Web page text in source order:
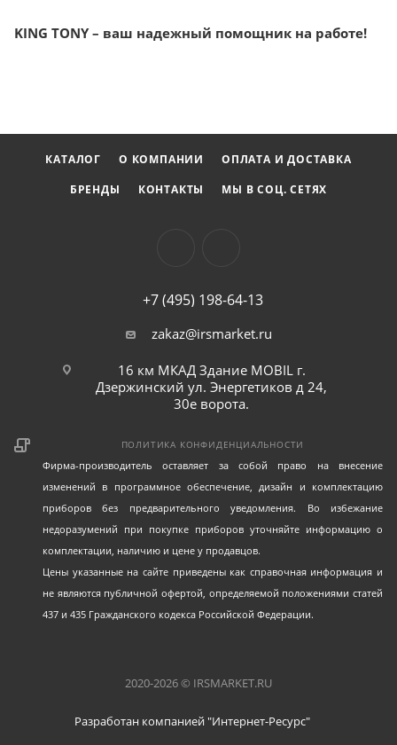
KING TONY – ваш надежный помощник на работе!
КАТАЛОГ О КОМПАНИИ
ОПЛАТА И ДОСТАВКА
БРЕНДЫ
КОНТАКТЫ МЫ В СОЦ. СЕТЯХ
+7 (495) 198-64-13
zakaz@irsmarket.ru
16 км МКАД Здание MOBIL г.
Дзержинский ул. Энергетиков д 24,
30е ворота.
ПОЛИТИКА КОНФИДЕНЦИАЛЬНОСТИ
Фирма-производитель оставляет за собой право на внесение
изменений в программное обеспечение, дизайн и комплектацию
приборов без предварительного уведомления. Во избежание
недоразумений при покупке приборов уточняйте информацию о
комплектации, наличию и цене у продавцов.
Цены указанные на сайте приведены как справочная информация и
не являются публичной офертой, определяемой положениями статей
437 и 435 Гражданского кодекса Российской Федерации.
2020-2026 © IRSMARKET.RU
Разработан компанией "Интернет-Ресурс"